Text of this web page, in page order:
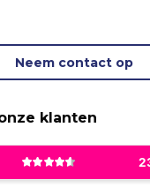
Neem contact op
klanten